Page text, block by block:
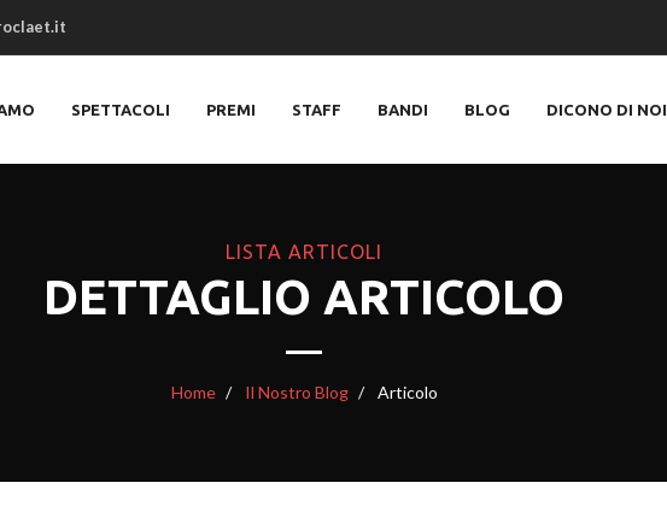
SPETTACOLI PREMI STAFF BANDI BLOG DICONO DI NOI
LISTA ARTICOLI
DETTAGLIO ARTICOLO
Home Il Nostro Blog Articolo